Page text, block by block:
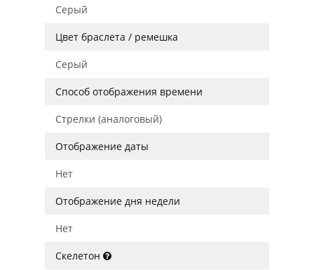
Серый
Цвет браслета / ремешка
Серый
Способ отображения времени
Стрелки (аналоговый)
Отображение даты
Нет
Отображение дня недели
Нет
Скелетон